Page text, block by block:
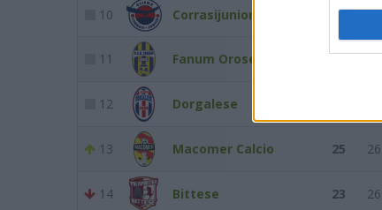
10 Corrasijunior Oliena 33 27
11 Fanum Orosei 31 27
12 Dorgalese
13 Macomer Calcio 25 26
14 Bittese 23 26